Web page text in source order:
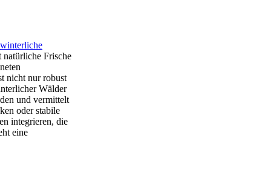
winterliche
natürliche Frische
nicht nur robust
Wälder
und vermittelt
oder stabile
integrieren, die
eine